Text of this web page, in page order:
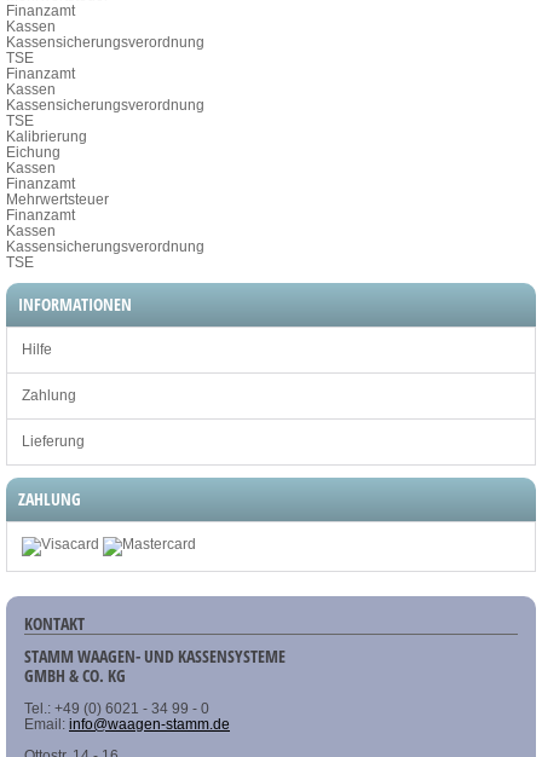
Finanzamt
Kassen
Kassensicherungsverordnung
TSE
Finanzamt
Kassen
Kassensicherungsverordnung
TSE
Kalibrierung
Eichung
Kassen
Finanzamt
Mehrwertsteuer
Finanzamt
Kassen
Kassensicherungsverordnung
TSE
INFORMATIONEN
Hilfe
Zahlung
Lieferung
ZAHLUNG
KONTAKT
STAMM WAAGEN- UND KASSENSYSTEME
GMBH & CO. KG
Tel.: +49 (0) 6021 - 34 99 - 0
Email: info@waagen-stamm.de